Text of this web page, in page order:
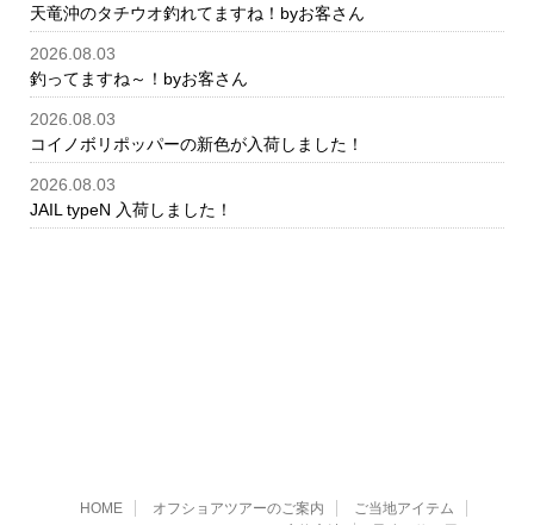
天竜沖のタチウオ釣れてますね！byお客さん
2026.08.03
釣ってますね～！byお客さん
2026.08.03
コイノボリポッパーの新色が入荷しました！
2026.08.03
JAIL typeN 入荷しました！
HOME オフショアツアーのご案内
ご当地アイテム